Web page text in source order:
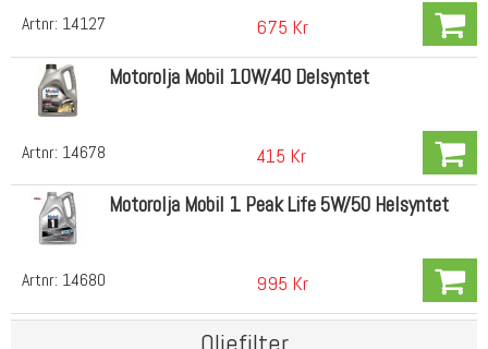
Artnr: 14127 675 Kr
Artnr: 14678
Motorolja Mobil 10W/40 Delsyntet
415 Kr
Artnr: 14680
Motorolja Mobil 1 Peak Life 5W/50 Helsyntet
995 Kr